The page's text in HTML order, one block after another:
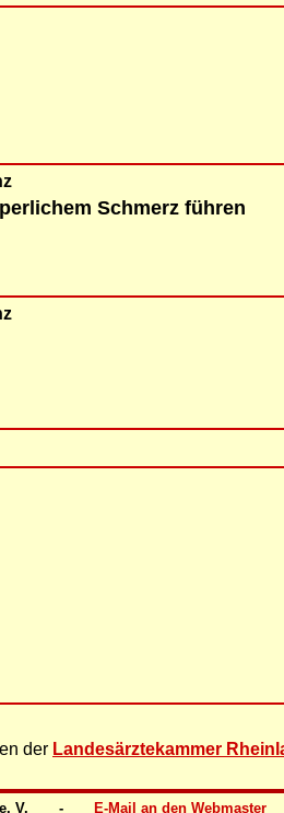
Schmerz führen
der Landesärztekammer
V.       -
E-Mail an den Webmaster